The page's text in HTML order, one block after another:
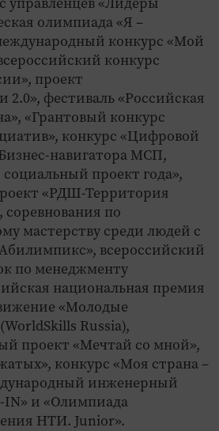
олимпиада «Я –
конкурс «Мой
конкурс
проект
фестиваль «Российская
«Грантовый конкурс
конкурс «Цифровой
навигатора МСП,
проект года»,
«РДШ-Территория
соревнования по
мастерству среди людей с
всероссийский
по менеджменту
национальная премия
«Молодые
Russia),
проект «Мечтай со мной»,
конкурс «Моя страна –
инженерный
IN» и «Олимпиада
НТИ. Junior».